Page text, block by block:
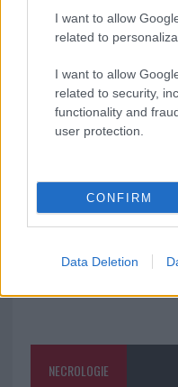
I want to allow
related to
I want to allow
related to security,
functionality and
user protection.
CONFIRM
Data Deletion
Monte Pino,
rinascita
Raid nelle
la rete
NECROLOGIE